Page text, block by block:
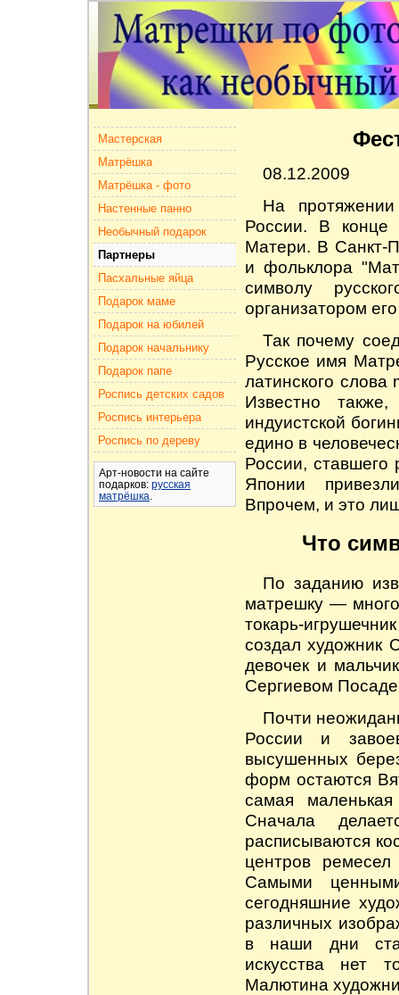
08.12.2009
На
России. В конце
Матери. В Санкт-
и фольклора
символу
организатором
Так почему
Русское имя
латинского
Известно
индуистской
едино в
России, ставшего
Японии
Впрочем, и это
Что
По заданию
матрешку —
токарь-
создал художник
девочек и
Сергиевом
Почти
России и
высушенных
форм остаются
самая
Сначала
расписываются
центров
Самыми
сегодняшние
различных
в наши дни
искусства нет
Малютина
Мастерская
Матрёшка
Матрёшка - фото
Настенные панно
Необычный подарок
Партнеры
Пасхальные яйца
Подарок маме
Подарок на юбилей
Подарок начальнику
Подарок папе
Роспись детских садов
Роспись интерьера
Роспись по дереву
Арт-новости на сайте
подарков: русская
матрёшка